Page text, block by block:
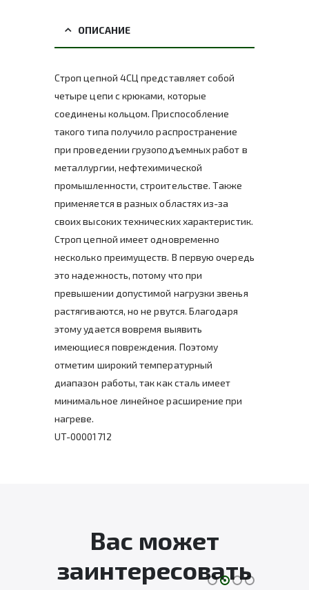
ОПИСАНИЕ
Строп цепной 4СЦ представляет собой
четыре цепи с крюками, которые
соединены кольцом. Приспособление
такого типа получило распространение
при проведении грузоподъемных работ в
металлургии, нефтехимической
промышленности, строительстве. Также
применяется в разных областях из-за
своих высоких технических характеристик.
Строп цепной имеет одновременно
несколько преимуществ. В первую очередь
это надежность, потому что при
превышении допустимой нагрузки звенья
растягиваются, но не рвутся. Благодаря
этому удается вовремя выявить
имеющиеся повреждения. Поэтому
отметим широкий температурный
диапазон работы, так как сталь имеет
минимальное линейное расширение при
нагреве.
UT-00001712
Вас может
заинтересовать